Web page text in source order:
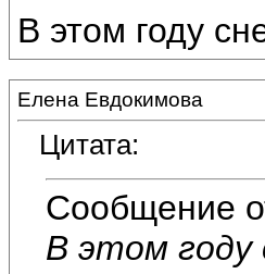
В этом году
Елена Евдокимова
Цитата:
Сообщение
В этом году